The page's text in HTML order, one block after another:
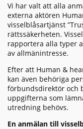
Vi har valt att alla
externa aktören
visselblåsartjänst
rättssäkerheten.
rapportera alla typer
av allmänintresse.
Efter att Human &
kan även behöriga
förbundsdirektör och
uppgifterna som
utredning behövs.
En anmälan till